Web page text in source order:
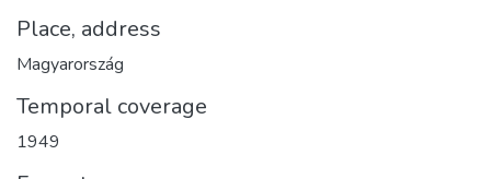
Place, address
Magyarország
Temporal coverage
1949